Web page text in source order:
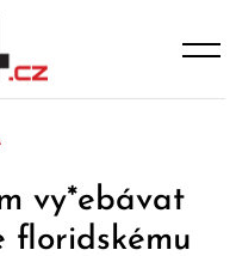
vy*ebávat
floridskému